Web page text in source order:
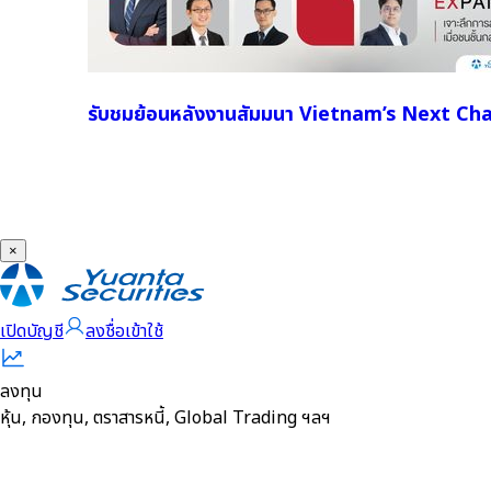
รับชมย้อนหลังงานสัมมนา Vietnam’s Next
×
เปิดบัญชี ลงชื่อเข้าใช้
ลงทุน
หุ้น, กองทุน, ตราสารหนี้, Global Trading ฯลฯ